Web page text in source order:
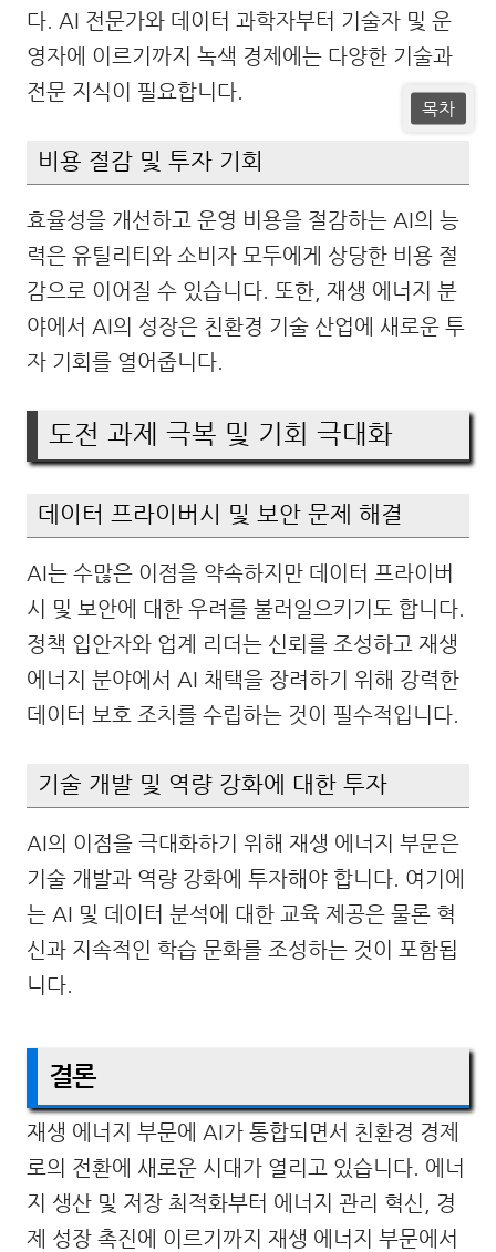
다. AI 전문가와 데이터 과학자부터 기술자 및 운
영자에 이르기까지 녹색 경제에는 다양한 기술과
전문 지식이 필요합니다.
비용 절감 및 투자 기회
효율성을 개선하고 운영 비용을 절감하는 AI의 능
력은 유틸리티와 소비자 모두에게 상당한 비용 절
감으로 이어질 수 있습니다. 또한, 재생 에너지 분
야에서 AI의 성장은 친환경 기술 산업에 새로운 투
자 기회를 열어줍니다.
도전 과제 극복 및 기회 극대화
데이터 프라이버시 및 보안 문제 해결
AI는 수많은 이점을 약속하지만 데이터 프라이버
시 및 보안에 대한 우려를 불러일으키기도 합니다.
정책 입안자와 업계 리더는 신뢰를 조성하고 재생
에너지 분야에서 AI 채택을 장려하기 위해 강력한
데이터 보호 조치를 수립하는 것이 필수적입니다.
기술 개발 및 역량 강화에 대한 투자
AI의 이점을 극대화하기 위해 재생 에너지 부문은
기술 개발과 역량 강화에 투자해야 합니다. 여기에
는 AI 및 데이터 분석에 대한 교육 제공은 물론 혁
신과 지속적인 학습 문화를 조성하는 것이 포함됩
니다.
결론
재생 에너지 부문에 AI가 통합되면서 친환경 경제
로의 전환에 새로운 시대가 열리고 있습니다. 에너
지 생산 및 저장 최적화부터 에너지 관리 혁신, 경
제 성장 촉진에 이르기까지 재생 에너지 부문에서
목차